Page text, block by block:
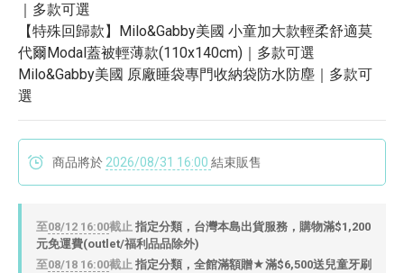
｜多款可選
【特殊回歸款】Milo&Gabby美國 小童加大款輕柔舒適莫
代爾Modal蓋被輕薄款(110x140cm)｜多款可選
Milo&Gabby美國 原廠睡袋專門收納袋防水防塵｜多款可
選
商品將於2026/08/31 16:00 結束販售
至08/12 16:00截止 指定分類，台灣本島出貨服務，購物滿$1,200
元免運費(outlet/福利品品除外)
至08/18 16:00截止 指定分類，全館滿額贈★滿$6,500送兒童牙刷